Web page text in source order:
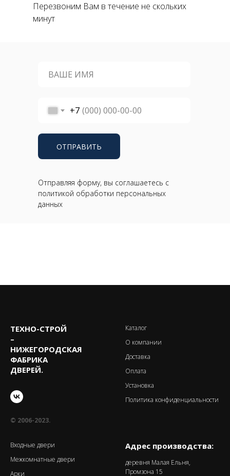
+7
ОТПРАВИТЬ
Перезвоним Вам в течение не скольких
минут
Отправляя форму, вы соглашаетесь с
политикой обработки персональных
данных
ТЕХНО-CТРОЙ
–
НИЖЕГОРОДСКАЯ
ФАБРИКА
ДВЕРЕЙ.
© 2006-2023.
Каталог
О компании
Доставка
Оплата
Установка
Политика конфиденциальности
Входные двери
Межкомнатные двери
Арки
Адрес производства:
деревня Малая Ельня,
Промзона 15